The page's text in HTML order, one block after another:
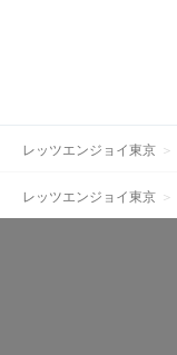
レッツエンジョイ東京
レッツエンジョイ東京